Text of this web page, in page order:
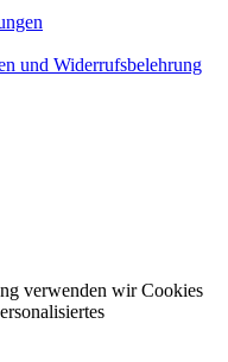
und Widerrufsbelehrung
verwenden wir Cookies